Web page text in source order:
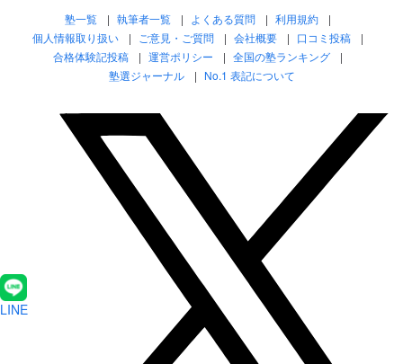
塾一覧 執筆者一覧 よくある質問
利用規約
個人情報取り扱い
ご意見・ご質問 会社概要
口コミ投稿
合格体験記投稿
運営ポリシー
全国の塾ランキング
塾選ジャーナル
No.1 表記について
LINE